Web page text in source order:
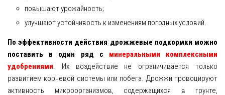
повышают урожайность;
улучшают устойчивость к изменениям погодных условий.
По эффективности действия дрожжевые подкормки можно
поставить в один ряд с минеральными комплексными
удобрениями. Их воздействие не ограничивается только
развитием корневой системы или побега. Дрожжи провоцируют
активность микроорганизмов, содержащихся в грунте,